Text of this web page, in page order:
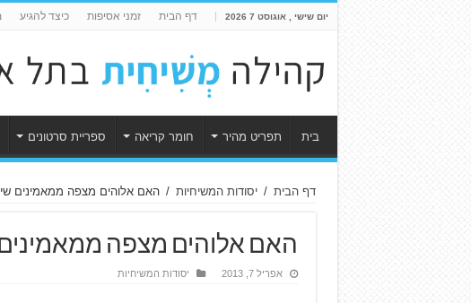
יום שישי , אוגוסט 7 2026 דף הבית זמני אסיפות כיצד להגיע
בית תפריט מהיר חומר קריאה ספריית סרטונים
דף הבית / יסודות המשיחיות / האם אלוהים מצפה ממאמינים
האם אלוהים מצפה ממאמינים
אפריל 7, 2013 יסודות המשיחיות